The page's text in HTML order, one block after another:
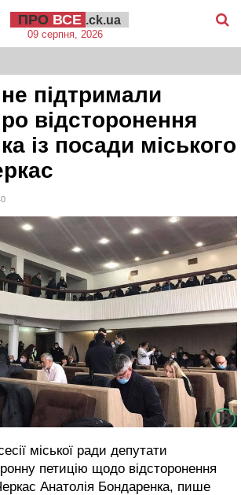
ПРО ВСЕ .ck.ua
09 серпня, 2026
підтримали
відсторонення
із посади міського
міської ради депутати
петицію щодо відсторонення
Анатолія Бондаренка, пише